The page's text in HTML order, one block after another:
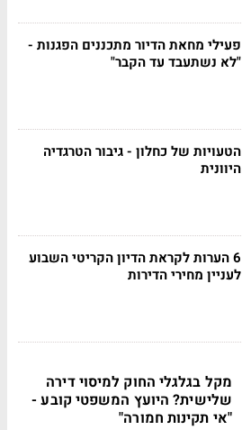
פעילי מחאת הדיור מתכננים הפגנות -
"לא נשתעבד עד הקבר"
הטעויות של כחלון - גיבור הטרגדיה
היוונית
6 הערות לקראת הדיון הקריטי השבוע
לעניין מחירי הדירות
מקל בגלגלי החוק למיסוי דירה
שלישית? היועץ המשפטי קובע -
"אי תקינות חמורה"